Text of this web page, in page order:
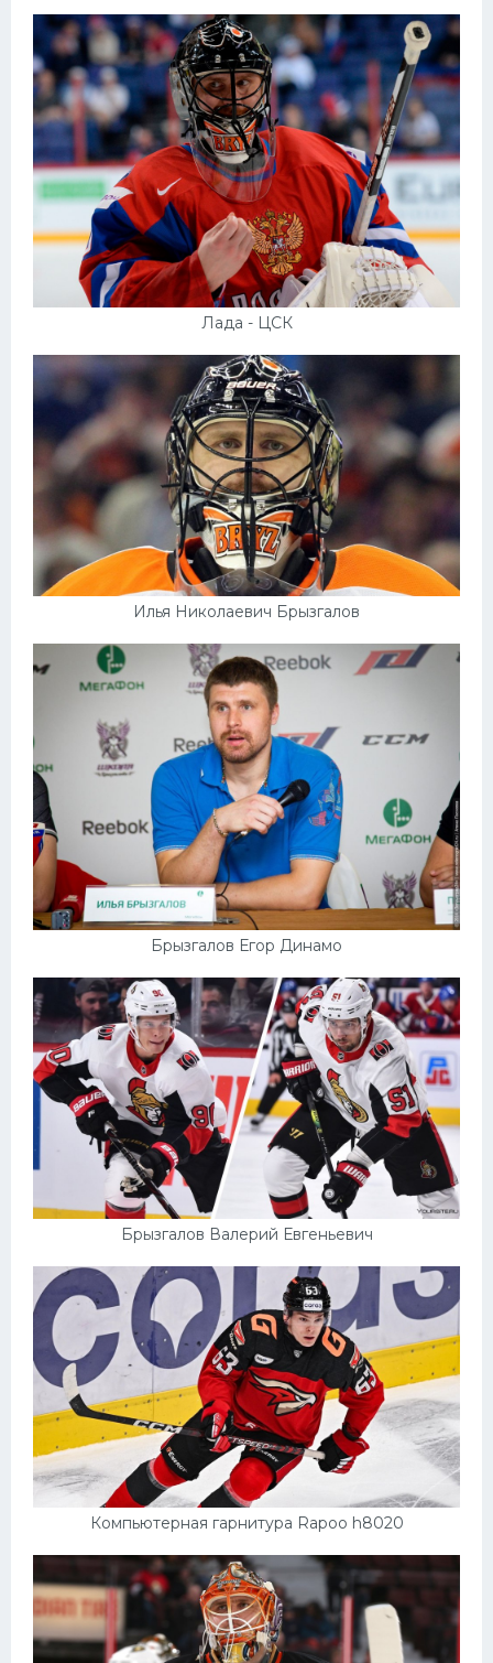
Лада - ЦСК
Илья Николаевич Брызгалов
Брызгалов Егор Динамо
Брызгалов Валерий Евгеньевич
Компьютерная гарнитура Rapoo h8020